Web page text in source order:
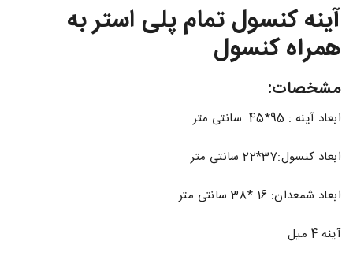
آینه کنسول تمام پلی استر به
همراه کنسول
مشخصات:
ابعاد آینه : 95*45 سانتی متر
ابعاد کنسول:37*22 سانتی متر
ابعاد شمعدان: 16 *38 سانتی متر
آینه 4 میل